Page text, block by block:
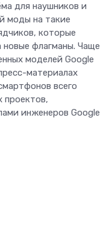
для наушников и
моды на такие
которые
новые флагманы. Чаще
моделей Google
материалах
всего
проектов,
инженеров Google